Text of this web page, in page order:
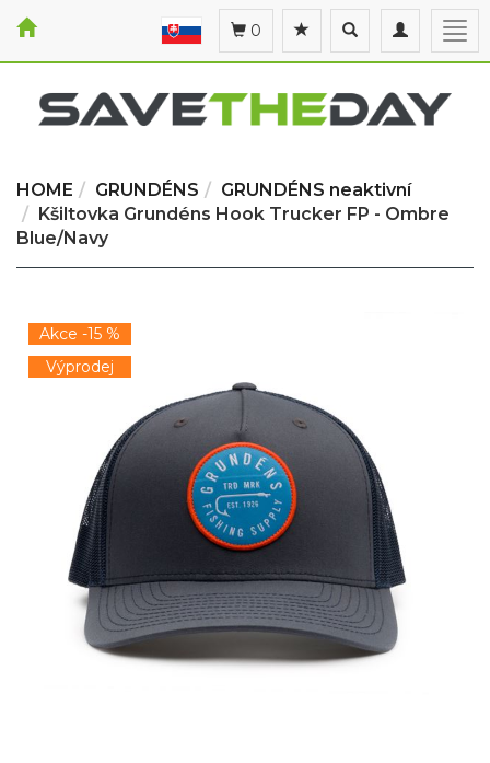
Toggle
navigation
Toggle
search
0
HOME GRUNDÉNS
GRUNDÉNS neaktivní
Kšiltovka Grundéns Hook Trucker FP - Ombre
Blue/Navy
Akce -15 %
Výprodej